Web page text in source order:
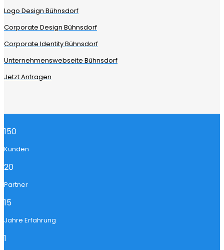
Logo Design Bühnsdorf
Corporate Design Bühnsdorf
Corporate Identity Bühnsdorf
Unternehmenswebseite Bühnsdorf
Jetzt Anfragen
150
Kunden
20
Partner
15
Jahre Erfahrung
1